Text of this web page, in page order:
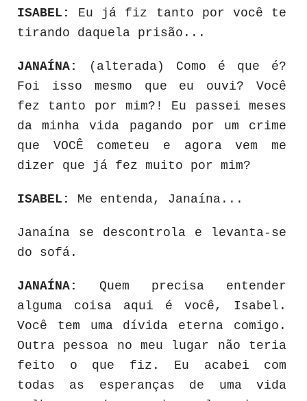
ISABEL: Eu já fiz tanto por você te
tirando daquela prisão...
JANAÍNA:
(alterada) Como é que é?
Foi isso mesmo que eu ouvi? Você
fez tanto por mim?! Eu passei meses
da minha vida pagando por um crime
que VOCÊ cometeu e agora vem me
dizer que já fez muito por mim?
ISABEL: Me entenda, Janaína...
Janaína se descontrola e levanta-se
do sofá.
JANAÍNA: Quem precisa entender
alguma coisa aqui é você, Isabel.
Você tem uma dívida eterna comigo.
Outra pessoa no meu lugar não teria
feito o que fiz. Eu acabei com
todas as esperanças de uma vida